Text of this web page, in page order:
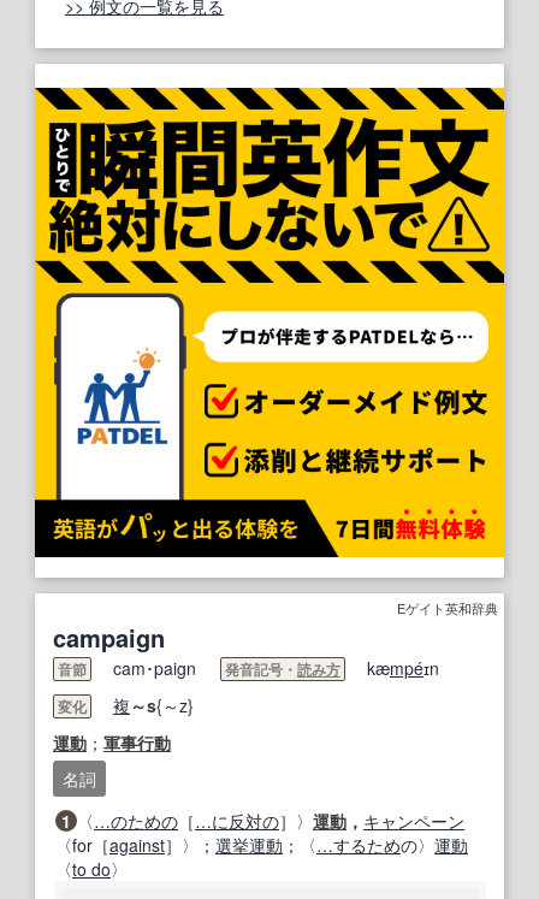
>> 例文の一覧を見る
Eゲイト英和辞典
campaign
音節 cam･paign 発音記号・ 読み方 kæmpéɪn
変化 複 ～s{～z}
運動 ； 軍事行動
名詞
1
〈…のための ［…に反対の］〉 運動 ， キャンペーン
〈for［against］〉； 選挙運動 ；〈…するための〉 運動
〈to do〉